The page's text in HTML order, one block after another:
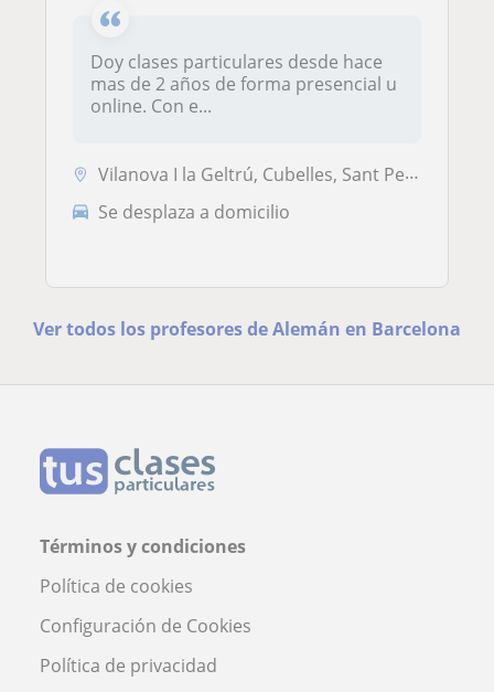
Doy clases particulares desde hace
mas de 2 años de forma presencial u
online. Con e...
Vilanova I la Geltrú, Cubelles, Sant Pere de Ribes, Calafell, Castelld...
Se desplaza a domicilio
Ver todos los profesores de Alemán en Barcelona
Términos y condiciones
Política de cookies
Configuración de Cookies
Política de privacidad